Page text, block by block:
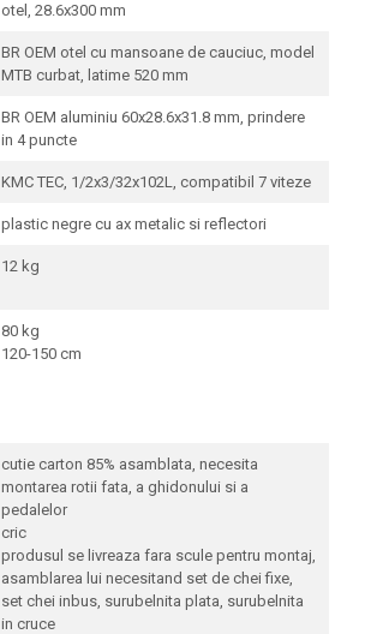
otel, 28.6x300 mm
BR OEM otel cu mansoane de cauciuc, model
MTB curbat, latime 520 mm
BR OEM aluminiu 60x28.6x31.8 mm, prindere
in 4 puncte
KMC TEC, 1/2x3/32x102L, compatibil 7 viteze
plastic negre cu ax metalic si reflectori
12 kg
80 kg
120-150 cm
cutie carton 85% asamblata, necesita
montarea rotii fata, a ghidonului si a
pedalelor
cric
produsul se livreaza fara scule pentru montaj,
asamblarea lui necesitand set de chei fixe,
set chei inbus, surubelnita plata, surubelnita
in cruce